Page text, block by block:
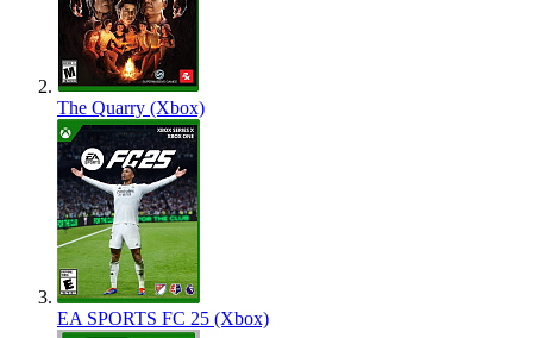
The Quarry (Xbox)
EA SPORTS FC 25 (Xbox)